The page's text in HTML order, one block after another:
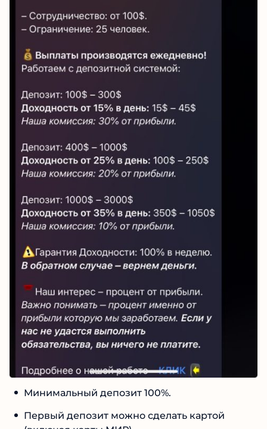
Минимальный депозит 100%.
Первый депозит можно сделать картой